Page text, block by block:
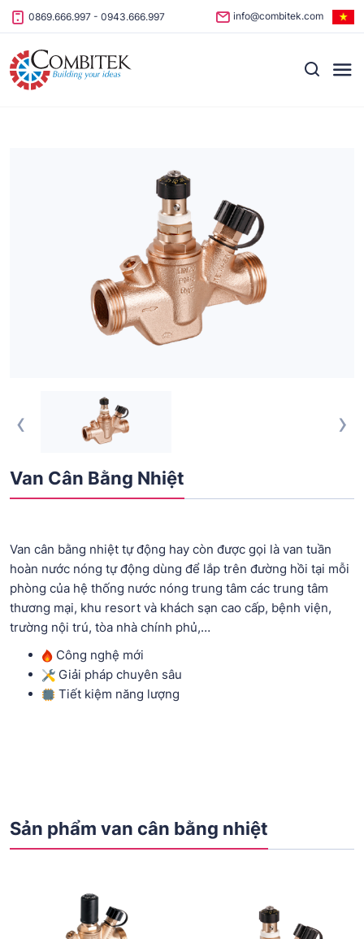
Skip to content
0869.666.997 - 0943.666.997 info@combitek.com
‹ ›
Van Cân Bằng Nhiệt
Van cân bằng nhiệt tự động hay còn được gọi là van tuần
hoàn nước nóng tự động dùng để lắp trên đường hồi tại mỗi
phòng của hệ thống nước nóng trung tâm các trung tâm
thương mại, khu resort và khách sạn cao cấp, bệnh viện,
trường nội trú, tòa nhà chính phủ,…
Công nghệ mới
Giải pháp chuyên sâu
Tiết kiệm năng lượng
Sản phẩm van cân bằng nhiệt